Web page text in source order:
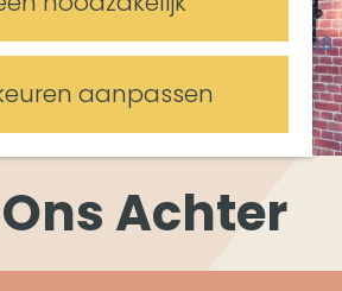
aanpassen
Vergaderlocaties
Evenementenlocaties
Achter